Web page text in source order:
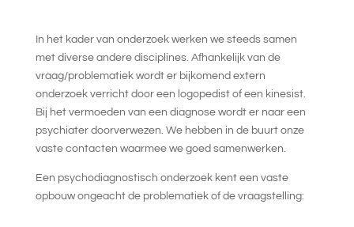
In het kader van onderzoek werken we steeds samen
met diverse andere disciplines. Afhankelijk van de
vraag/problematiek wordt er bijkomend extern
onderzoek verricht door een logopedist of een kinesist.
Bij het vermoeden van een diagnose wordt er naar een
psychiater doorverwezen. We hebben in de buurt onze
vaste contacten waarmee we goed samenwerken.
Een psychodiagnostisch onderzoek kent een vaste
opbouw ongeacht de problematiek of de vraagstelling: